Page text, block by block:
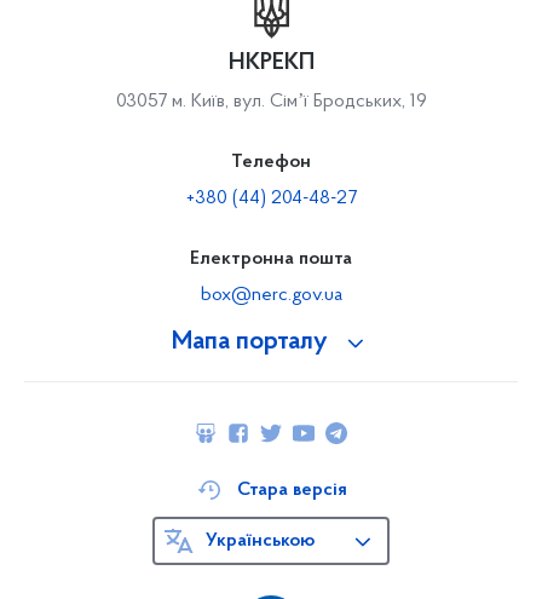
Мапа порталу
НКРЕКП
03057 м. Київ, вул. Сімʼї Бродських, 19
Телефон
+380 (44) 204-48-27
Електронна пошта
box@nerc.gov.ua
Стара версія
Українською